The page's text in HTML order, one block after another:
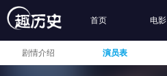
首页 电影
剧情介绍 演员表